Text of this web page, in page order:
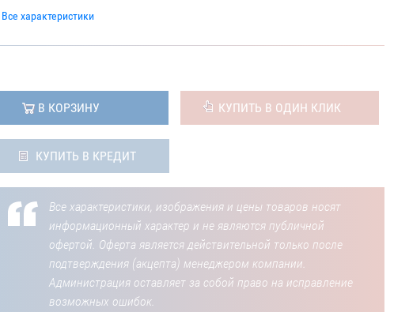
Все характеристики
В КОРЗИНУ КУПИТЬ В ОДИН КЛИК
КУПИТЬ В КРЕДИТ
Все характеристики, изображения и цены товаров носят
информационный характер и не являются публичной
офертой. Оферта является действительной только после
подтверждения (акцепта) менеджером компании.
Администрация оставляет за собой право на исправление
возможных ошибок.